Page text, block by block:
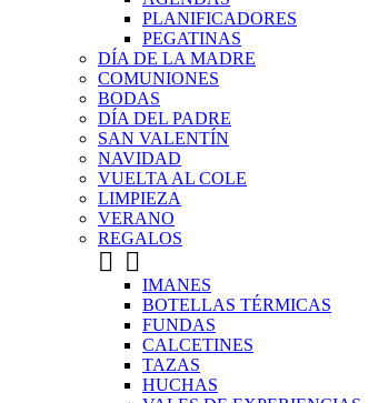
PLANIFICADORES
PEGATINAS
DÍA DE LA MADRE
COMUNIONES
BODAS
DÍA DEL PADRE
SAN VALENTÍN
NAVIDAD
VUELTA AL COLE
LIMPIEZA
VERANO
REGALOS
 
IMANES
BOTELLAS TÉRMICAS
FUNDAS
CALCETINES
TAZAS
HUCHAS